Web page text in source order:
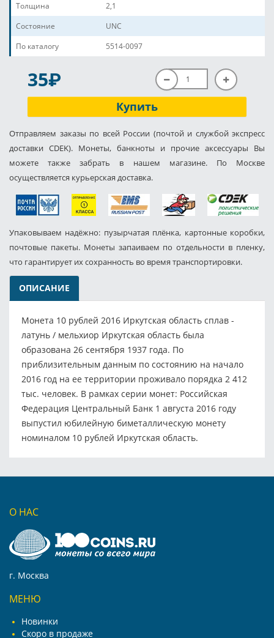
Толщина
2,1
Состояние
UNC
По каталогу
5514-0097
35P
Купить
Отправляем заказы по всей России (почтой и службой экспресс
доставки CDEK). Монеты, банкноты и прочие аксессуары Вы
можете также забрать в нашем магазине. По Москве
осуществляется курьерская доставка.
Упаковываем надёжно: пузырчатая плёнка, картонные коробки,
почтовые пакеты. Монеты запаиваем по отдельности в пленку,
что гарантирует их сохранность во время транспортировки.
ОПИСАНИЕ
Монета 10 рублей 2016 Иркутская область сплав -
латунь / мельхиор Иркутская область была
образована 26 сентября 1937 года. По
приблизительным данным по состоянию на начало
2016 год на ее территории проживало порядка 2 412
тыс. человек. В рамках серии монет: Российская
Федерация Центральный Банк 1 августа 2016 году
выпустил юбилейную биметаллическую монету
номиналом 10 рублей Иркутская область.
О НАС
г. Москва
МЕНЮ
Новинки
Скоро в продаже